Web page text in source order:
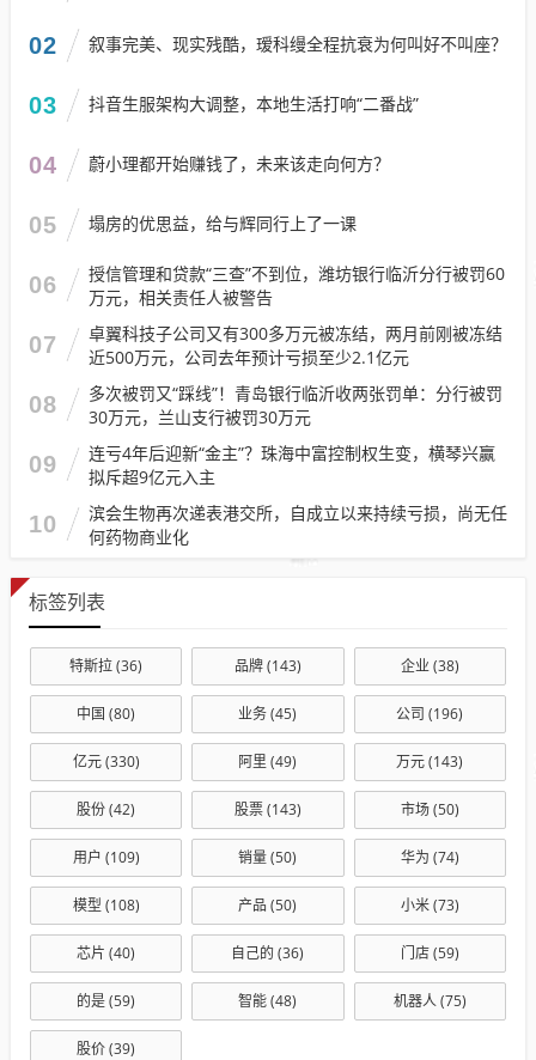
02 叙事完美、现实残酷，瑷科缦全程抗衰为何叫好不叫座？
03 抖音生服架构大调整，本地生活打响“二番战”
04 蔚小理都开始赚钱了，未来该走向何方？
05 塌房的优思益，给与辉同行上了一课
06
授信管理和贷款“三查”不到位，潍坊银行临沂分行被罚60
万元，相关责任人被警告
07
卓翼科技子公司又有300多万元被冻结，两月前刚被冻结
近500万元，公司去年预计亏损至少2.1亿元
08
多次被罚又“踩线”！青岛银行临沂收两张罚单：分行被罚
30万元，兰山支行被罚30万元
09
连亏4年后迎新“金主”？珠海中富控制权生变，横琴兴赢
拟斥超9亿元入主
10
滨会生物再次递表港交所，自成立以来持续亏损，尚无任
何药物商业化
标签列表
特斯拉(36) 品牌(143) 企业(38)
中国 (80) 业务(45) 公司 (196)
亿元(330) 阿里 (49) 万元(143)
股份(42) 股票(143) 市场(50)
用户 (109) 销量(50) 华为 (74)
模型 (108) 产品 (50) 小米(73)
芯片 (40) 自己的 (36) 门店(59)
的是(59) 智能(48) 机器人(75)
股价(39)